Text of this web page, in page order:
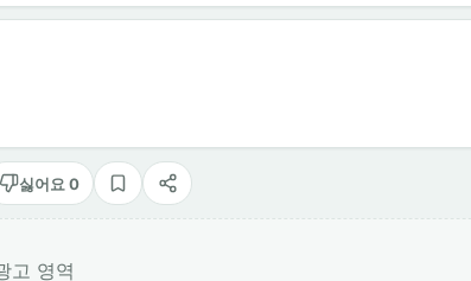
싫어요 0
스크랩공유
고 영역